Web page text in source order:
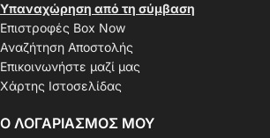
Υπαναχώρηση από τη σύμβαση
Επιστροφές Box Now
Αναζήτηση Αποστολής
Επικοινωνήστε μαζί μας
Χάρτης Ιστοσελίδας
Ο ΛΟΓΑΡΙΑΣΜΟΣ ΜΟΥ